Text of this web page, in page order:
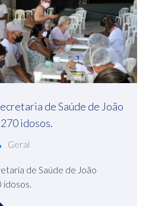
de Saúde de João
idosos.
Geral
de Saúde de João
idosos.